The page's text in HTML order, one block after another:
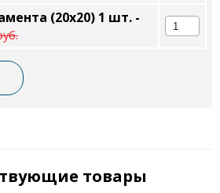
(20х20) 1 шт. -
товары